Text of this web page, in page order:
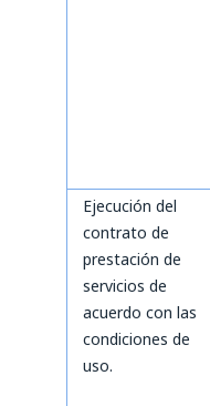
Ejecución del
contrato de
prestación de
servicios de
acuerdo con las
condiciones de
uso.